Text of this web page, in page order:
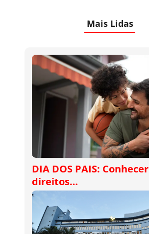
Mais Lidas
DIA DOS PAIS: Conhecer
direitos…